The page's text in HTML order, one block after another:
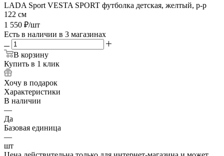
LADA Sport VESTA SPORT футболка детская, желтый, р-р
122 см
1 550 ₽/шт
Есть в наличии в 3 магазинах
В корзину
Купить в 1 клик
Хочу в подарок
Характеристики
В наличии
—
Да
Базовая единица
—
шт